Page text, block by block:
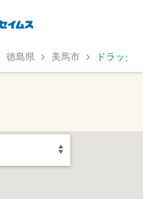
徳島県 美馬市 ドラッグ